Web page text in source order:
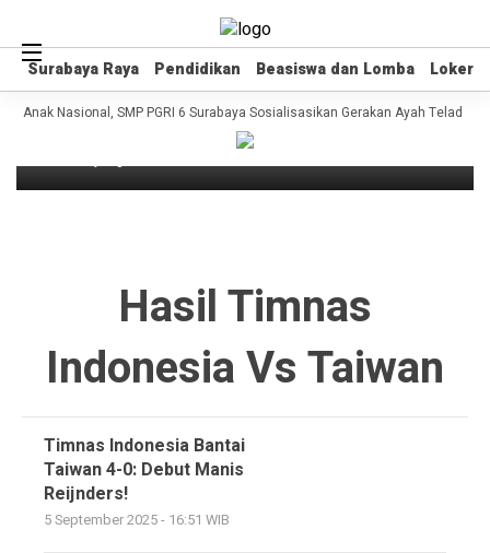
Surabaya Raya Pendidikan Beasiswa dan Lomba Loker
Surabaya Raya Pendidikan Beasiswa dan Lomba Loker
Anak Nasional, SMP PGRI 6 Surabaya Sosialisasikan Gerakan Ayah Teladan
Headline
Timnas Indonesia Bantai Taiwan 4-0:
Debut Manis Reijnders!
Hasil Timnas
Indonesia Vs Taiwan
Timnas Indonesia Bantai
Taiwan 4-0: Debut Manis
Reijnders!
5 September 2025 - 16:51 WIB